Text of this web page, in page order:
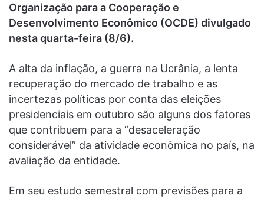
Organização para a Cooperação e
Desenvolvimento Econômico (OCDE) divulgado
nesta quarta-feira (8/6).
A alta da inflação, a guerra na Ucrânia, a lenta
recuperação do mercado de trabalho e as
incertezas políticas por conta das eleições
presidenciais em outubro são alguns dos fatores
que contribuem para a “desaceleração
considerável” da atividade econômica no país, na
avaliação da entidade.
Em seu estudo semestral com previsões para a